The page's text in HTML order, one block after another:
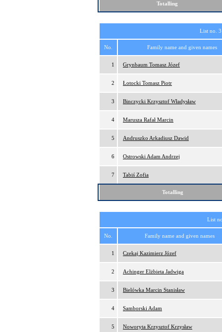
Totalling
List no.
No. Family name and given names
1 Grynbaum Tomasz Józef
2 Łotocki Tomasz Piotr
3 Binczycki Krzysztof Władysław
4 Marusza Rafał Marcin
5 Andruszko Arkadiusz Dawid
6 Ostrowski Adam Andrzej
7 Tabiś Zofia
Totalling
List
No. Family name and given names
1 Czekaj Kazimierz Józef
2 Achinger Elżbieta Jadwiga
3 Bielówka Marcin Stanisław
4 Samborski Adam
5 Noworyta Krzysztof Krzysław